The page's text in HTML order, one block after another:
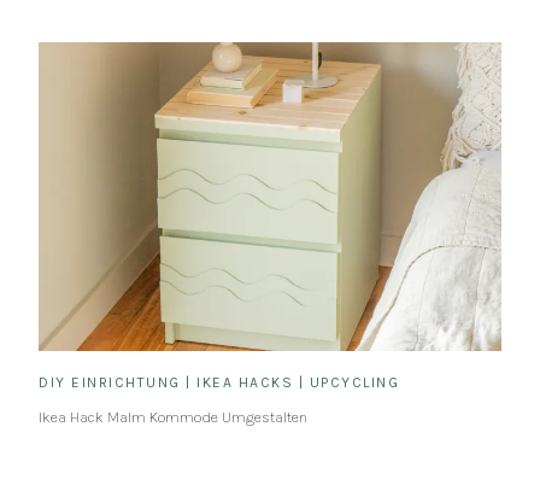
DIY EINRICHTUNG IKEA HACKS UPCYCLING
Ikea Hack Malm Kommode Umgestalten